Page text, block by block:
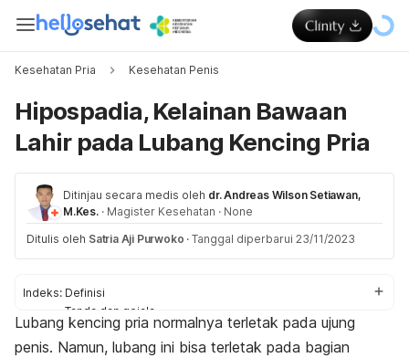
Kesehatan Pria Kesehatan Penis
Hipospadia, Kelainan Bawaan
Lahir pada Lubang Kencing Pria
Ditinjau secara medis oleh dr. Andreas Wilson Setiawan,
M.Kes. · Magister Kesehatan · None
Ditulis oleh Satria Aji Purwoko · Tanggal diperbarui 23/11/2023
Indeks: Definisi
Tanda dan gejala
Penyebab
Faktor risiko
Lubang kencing pria normalnya terletak pada ujung
penis. Namun, lubang ini bisa terletak pada bagian